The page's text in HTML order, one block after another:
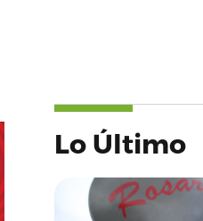
Lo Último